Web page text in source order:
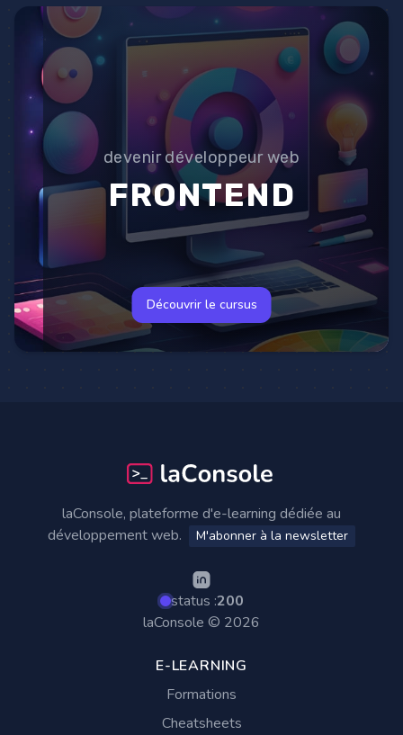
devenir développeur web
FRONTEND
Découvrir le cursus
laConsole, plateforme d'e-learning dédiée au
développement web.
M'abonner à la newsletter
status :200
laConsole © 2026
E-LEARNING
Formations
Cheatsheets